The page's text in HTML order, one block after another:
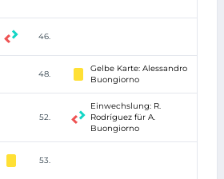
46.
48.
Gelbe Karte: Alessandro
Buongiorno
52.
Einwechslung: R.
Rodríguez für A.
Buongiorno
53.